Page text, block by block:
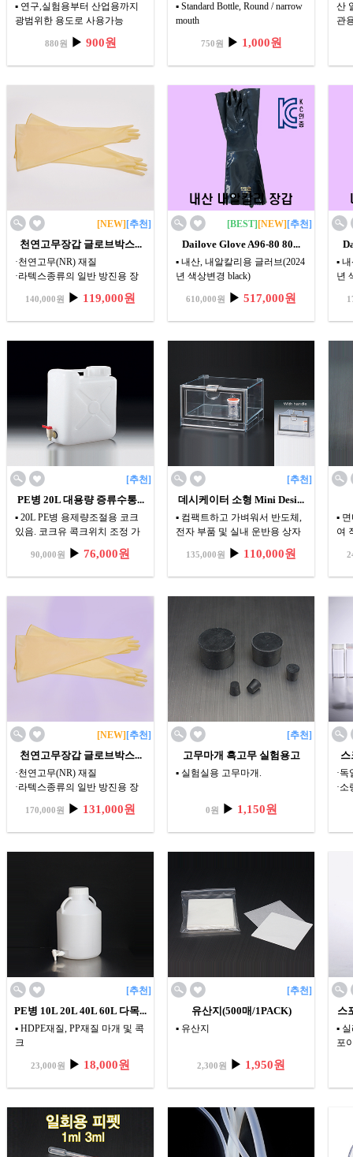
▪ 연구,실험용부터 산업용까지
광범위한 용도로 사용가능
▪ Standard Bottle, Round / wide
880원 ▶ 900원
▪ Standard Bottle, Round / narrow
mouth
▪ 연구,실험용부터 산업용까지
광범위한 용도로 사용가능
750원 ▶ 1,000원
산
관
유
[추천]
[NEW]
천연고무장갑 글로브박스...
·천연고무(NR) 재질
·라텍스종류의 일반 방진용 장
·무균상자, 드라이박스 사용에
도 적합
140,000원 ▶ 119,000원
[추천]
[NEW]
[BEST]
Dailove Glove A96-80 80...
▪ 내산, 내알칼리용 글러브(2024
년 색상변경 black)
▪ Acid 또는 Alkail를 포함하고
있는 무기 화합물 취급에 용이
▪ 탁월한 착용감과 탄력성
610,000원 ▶ 517,000원
▪
년
있
▪
[추천]
PE병 20L 대용량 증류수통...
▪ 20L PE병 용제량조절용 코크
있음. 코크유 콕크위치 조정 가
능(주문생산시)
▪ PE SQUARE CONTAINER
CARBOY TYPE with spigot
90,000원 ▶ 76,000원
[추천]
데시케이터 소형 Mini Desi...
▪ 컴팩트하고 가벼워서 반도체,
전자 부품 및 실내 운반용 상자
로서 매우 유용.
▪ MINI DESICCATOR
CABINET
135,000원 ▶ 110,000원
▪
여
[추천]
[NEW]
천연고무장갑 글로브박스...
·천연고무(NR) 재질
·라텍스종류의 일반 방진용 장
·선별진료소, 검사소 전용 장갑
.무균상자, 드라이박스 사용에
170,000원 ▶ 131,000원
[추천]
고무마개 흑고무 실험용고
▪ 실험실용 고무마개.
0원 ▶ 1,150원
·
·
·투
[추천]
PE병 10L 20L 40L 60L 다목...
▪ HDPE재질, PP재질 마개 및 콕
크
▪ 세척이 용이한 넓은 주입구 적
용(20L,40L,60L)
23,000원 ▶ 18,000원
[추천]
유산지(500매/1PACK)
▪ 유산지
2,300원 ▶ 1,950원
스
▪
포